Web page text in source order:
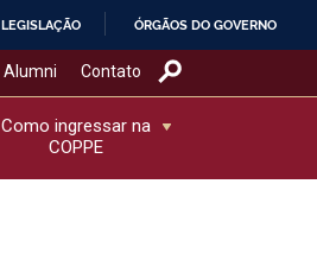
LEGISLAÇÃO ÓRGÃOS DO GOVERNO
Alumni Contato
Como ingressar na
COPPE